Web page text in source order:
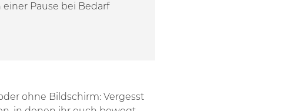
Pause bei Bedarf
ohne Bildschirm: Vergesst